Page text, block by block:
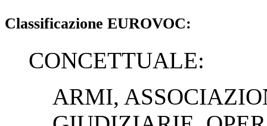
Classificazione EUROVOC:
CONCETTUALE:
ARMI,